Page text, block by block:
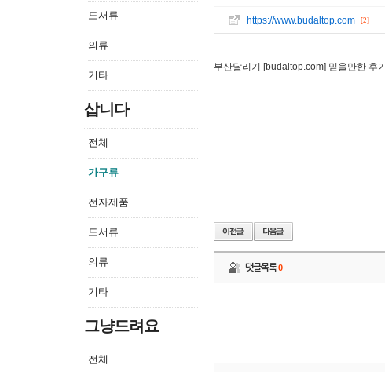
도서류
의류
기타
삽니다
전체
가구류
전자제품
도서류
의류
기타
그냥드려요
전체
https://www.budaltop.com [2]
부산달리기 [budaltop.com] 믿을만한 후기
댓글목록0